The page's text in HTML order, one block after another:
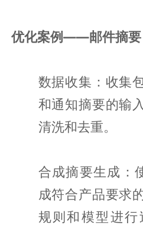
优化案例——邮件摘要
数据收集：收集
和通知摘要的输
清洗和去重。
合成摘要生成：
成符合产品要求
规则和模型进